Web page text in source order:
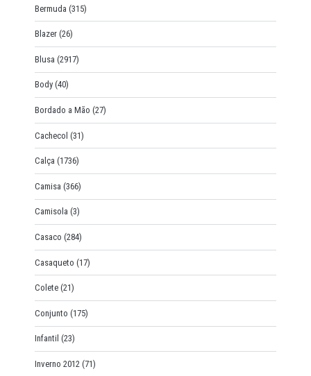
Bermuda (315)
Blazer (26)
Blusa (2917)
Body (40)
Bordado a Mão (27)
Cachecol (31)
Calça (1736)
Camisa (366)
Camisola (3)
Casaco (284)
Casaqueto (17)
Colete (21)
Conjunto (175)
Infantil (23)
Inverno 2012 (71)